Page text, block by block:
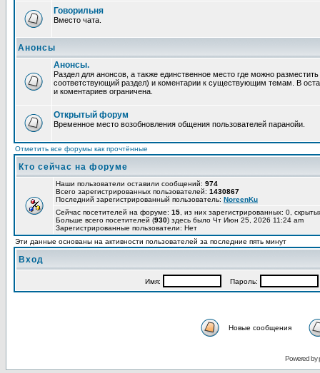
Говорильня
Вместо чата.
Анонсы
Анонсы.
Раздел для анонсов, а также единственное место где можно
соответствующий раздел) и коментарии к существующим темам. В
и коментариев ограничена.
Открытый форум
Временное место возобновления общения пользователей паранойи.
Отметить все форумы как прочтённые
Кто сейчас на форуме
Наши пользователи оставили сообщений: 974
Всего зарегистрированных пользователей: 1430867
Последний зарегистрированный пользователь: NoreenKu
Сейчас посетителей на форуме: 15 , из них зарегистрированных: 0,
Больше всего посетителей (930) здесь было Чт Июн 25, 2026 11:24 am
Зарегистрированные пользователи: Нет
Эти данные основаны на активности пользователей за последние пять минут
Вход
Имя: Пароль:
Новые сообщения
Powered by